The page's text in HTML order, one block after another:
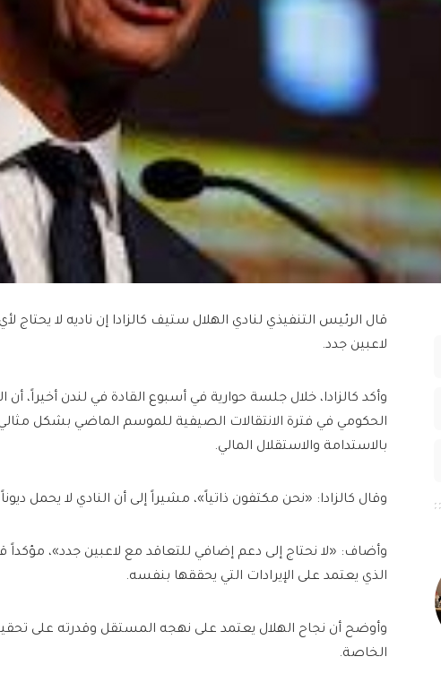
قال الرئيس التنفيذي لنادي الهلال ستيف كالزادا إن ناديه لا يحتاج
لاعبين جدد.
وأكد كالزادا، خلال جلسة حوارية في أسبوع القادة في لندن أخيراً،
الحكومي في فترة الانتقالات الصيفية للموسم الماضي بشكل
بالاستدامة والاستقلال المالي.
وقال كالزادا: «نحن مكتفون ذاتياً»، مشيراً إلى أن النادي لا يحمل
وأضاف: «لا نحتاج إلى دعم إضافي للتعاقد مع لاعبين جدد»، مؤكداً
الذي يعتمد على الإيرادات التي يحققها بنفسه.
وأوضح أن نجاح الهلال يعتمد على نهجه المستقل وقدرته على
الخاصة.